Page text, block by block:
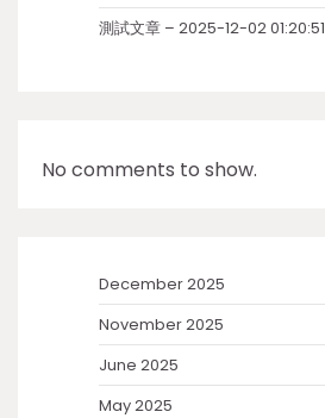
測試文章 – 2025-12-02 01:20:51
No comments to show.
December 2025
November 2025
June 2025
May 2025